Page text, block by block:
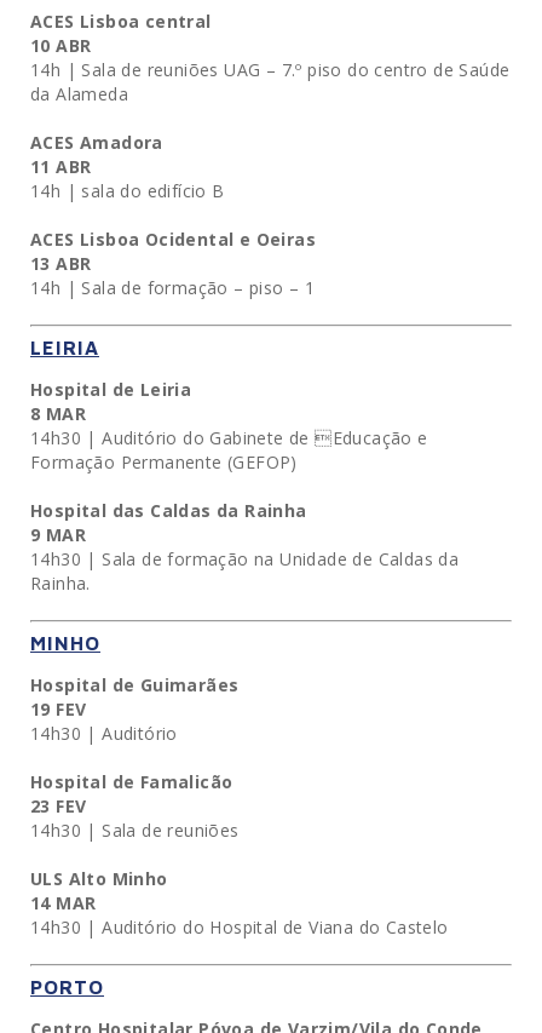
ACES Lisboa central
10 ABR
14h | Sala de reuniões UAG – 7.º piso do centro de Saúde
da Alameda
ACES Amadora
11 ABR
14h | sala do edifício B
ACES Lisboa Ocidental e Oeiras
13 ABR
14h | Sala de formação – piso – 1
LEIRIA
Hospital de Leiria
8 MAR
14h30 | Auditório do Gabinete de Educação e
Formação Permanente (GEFOP)
Hospital das Caldas da Rainha
9 MAR
14h30 | Sala de formação na Unidade de Caldas da
Rainha.
MINHO
Hospital de Guimarães
19 FEV
14h30 | Auditório
Hospital de Famalicão
23 FEV
14h30 | Sala de reuniões
ULS Alto Minho
14 MAR
14h30 | Auditório do Hospital de Viana do Castelo
PORTO